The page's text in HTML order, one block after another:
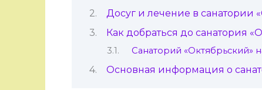
Досуг и лечение в санатории
Как добраться до санатория
Санаторий «Октябрьский»
Основная информация о